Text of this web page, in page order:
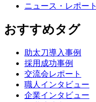
ニュース・レポート
おすすめタグ
助太刀導入事例
採用成功事例
交流会レポート
職人インタビュー
企業インタビュー